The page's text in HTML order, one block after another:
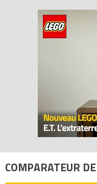
tous les fans LEGO.
- Comprend des « bras
- Inclut un bonnet d'elfe
- Transporte les deux
- Ajuste les oreilles pour
- Un formidable cadeau
- Mesure plus de 11
profondeur
LEGO
Avenue de la brique,
Code EAN du LEGO
COMPARATEUR